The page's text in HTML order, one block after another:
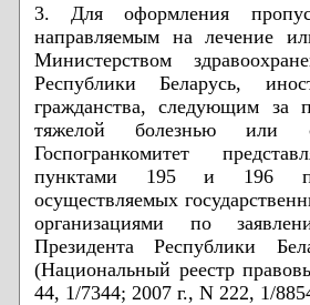
3. Для оформления
направляемым на лечение
Министерством
Республики Беларусь,
гражданства, следующим за
тяжелой болезнью или
Госпогранкомитет
пунктами 195 и 196
осуществляемых
организациями по
Президента Республики
(Национальный реестр
44, 1/7344; 2007 г., N 222, 1/